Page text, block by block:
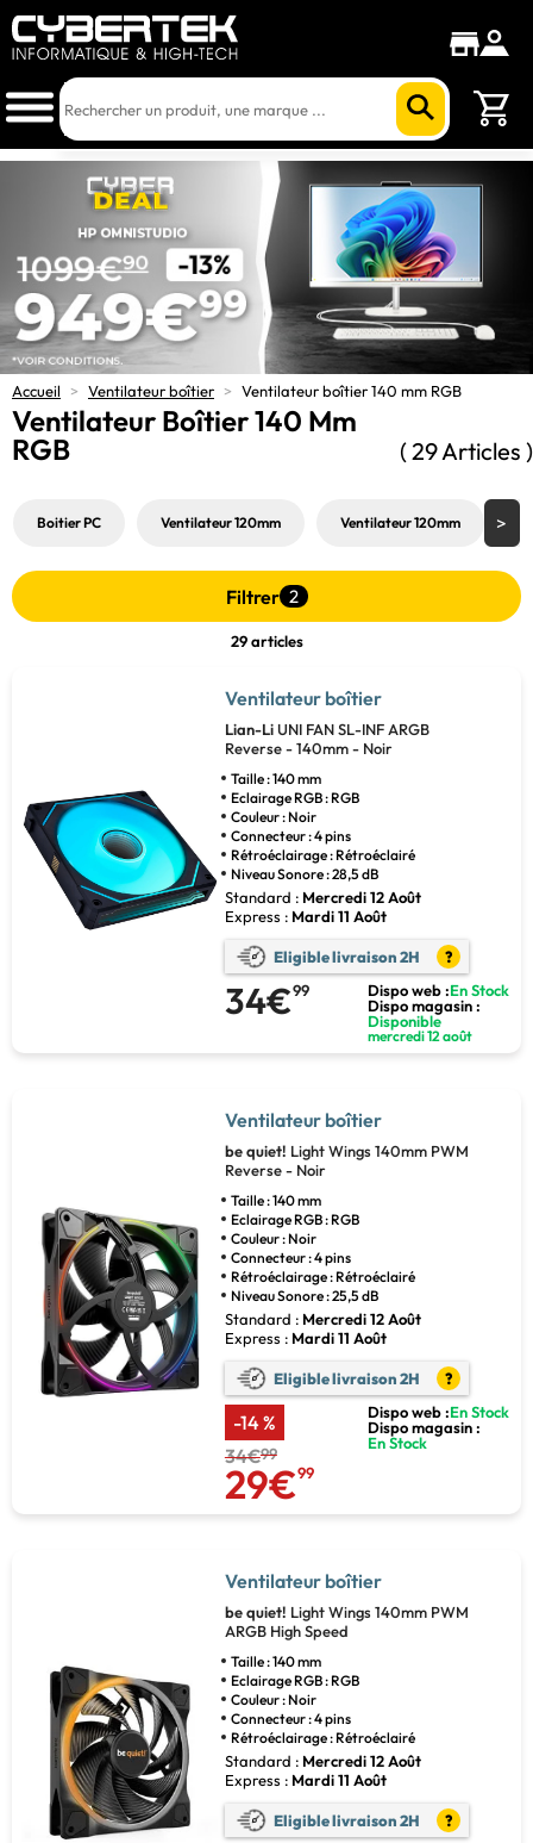
Accueil > Ventilateur boîtier > Ventilateur boîtier 140 mm RGB
Ventilateur Boîtier 140 Mm
RGB
( 29 Articles )
Boitier PC Ventilateur 120mm Ventilateur 120mm
Filtrer 2
29 articles
Ventilateur boîtier
Lian-LiUNI FAN SL-INF ARGB
Reverse - 140mm - Noir
Taille : 140 mm
Eclairage RGB : RGB
Couleur : Noir
Connecteur : 4 pins
Rétroéclairage : Rétroéclairé
Niveau Sonore : 28,5 dB
Standard : Mercredi 12 Août
Express : Mardi 11 Août
Eligible livraison 2H ?
34€99 Dispo web :En Stock
Dispo magasin :
Disponible
mercredi 12 août
Ventilateur boîtier
be quiet! Light Wings 140mm PWM
Reverse - Noir
Taille : 140 mm
Eclairage RGB : RGB
Couleur : Noir
Connecteur : 4 pins
Rétroéclairage : Rétroéclairé
Niveau Sonore : 25,5 dB
Standard : Mercredi 12 Août
Express : Mardi 11 Août
Eligible livraison 2H ?
-14 %
34€99
29€99
Dispo web :En Stock
Dispo magasin :
En Stock
Ventilateur boîtier
be quiet! Light Wings 140mm PWM
ARGB High Speed
Taille : 140 mm
Eclairage RGB : RGB
Couleur : Noir
Connecteur : 4 pins
Rétroéclairage : Rétroéclairé
Standard : Mercredi 12 Août
Express : Mardi 11 Août
Eligible livraison 2H ?